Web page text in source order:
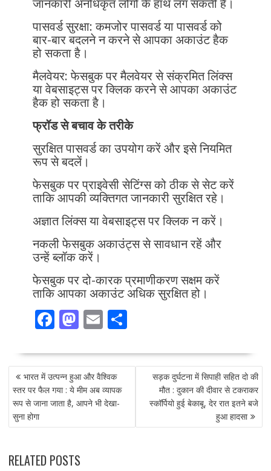
पासवर्ड सुरक्षा: कमजोर पासवर्ड या पासवर्ड को
बार-बार बदलने न करने से आपका अकाउंट हैक
हो सकता है।
मैलवेयर: फेसबुक पर मैलवेयर से संक्रमित लिंक्स
या वेबसाइट्स पर क्लिक करने से आपका अकाउंट
हैक हो सकता है।
फ्रॉड से बचाव के तरीके
सुरक्षित पासवर्ड का उपयोग करें और इसे नियमित
रूप से बदलें।
फेसबुक पर प्राइवेसी सेटिंग्स को ठीक से सेट करें
ताकि आपकी व्यक्तिगत जानकारी सुरक्षित रहे।
अज्ञात लिंक्स या वेबसाइट्स पर क्लिक न करें।
नकली फेसबुक अकाउंट्स से सावधान रहें और
उन्हें ब्लॉक करें।
फेसबुक पर दो-कारक प्रमाणीकरण सक्षम करें
ताकि आपका अकाउंट अधिक सुरक्षित हो।
F
e
b
o
k
M
to
d
o
E
ai
l
S
ar
POST
NAVIGATION
भारत में उत्पन्न हुआ और वैश्विक
स्तर पर फैल गया : ये मीम अब व्यापक
रूप से जाना जाता है, आपने भी देखा-
सुना होगा
सड़क दुर्घटना में सिपाही सहित दो की
मौत : दुकान की दीवार से टकराकर
स्कॉर्पियो हुई बेकाबू, देर रात इतने बजे
हुआ हादसा
RELATED POSTS